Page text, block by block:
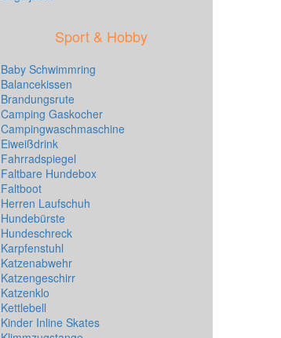
Sport & Hobby
Baby Schwimmring
Balancekissen
Brandungsrute
Camping Gaskocher
Campingwaschmaschine
Eiweißdrink
Fahrradspiegel
Faltbare Hundebox
Faltboot
Herren Laufschuh
Hundebürste
Hundeschreck
Karpfenstuhl
Katzenabwehr
Katzengeschirr
Katzenklo
Kettlebell
Kinder Inline Skates